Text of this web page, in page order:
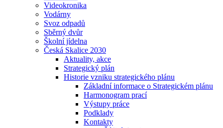
Videokronika
Vodárny
Svoz odpadů
Sběrný dvůr
Školní jídelna
Česká Skalice 2030
Aktuality, akce
Strategický plán
Historie vzniku strategického plánu
Základní informace o Strategickém plánu
Harmonogram prací
Výstupy práce
Podklady
Kontakty